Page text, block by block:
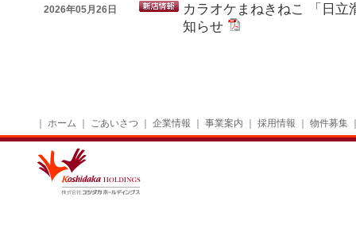
2026年05月26日
カラオケまねきねこ 「日立
知らせ
ホーム ごあいさつ 企業情報 事業案内 採用情報 物件募集